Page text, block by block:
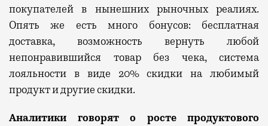
покупателей в нынешних рыночных реалиях.
Опять же есть много бонусов: бесплатная
доставка, возможность вернуть любой
непонравившийся товар без чека, система
лояльности в виде 20% скидки на любимый
продукт и другие скидки.
Аналитики говорят о росте продуктового